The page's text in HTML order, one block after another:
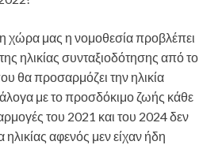
χώρα μας η νομοθεσία προβλέπει
ηλικίας συνταξιοδότησης από το
θα προσαρμόζει την ηλικία
με το προσδόκιμο ζωής κάθε
του 2021 και του 2024 δεν
ηλικίας αφενός μεν είχαν ήδη